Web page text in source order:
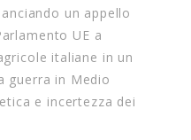
un appello
UE a
italiane in un
guerra in Medio
e incertezza dei